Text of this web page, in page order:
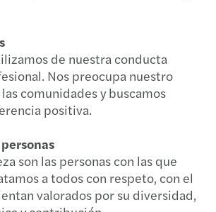
de nuestra conducta
Nos preocupa nuestro
comunidades y buscamos
positiva.
son las personas con las que
a todos con respeto, con el
valorados por su diversidad,